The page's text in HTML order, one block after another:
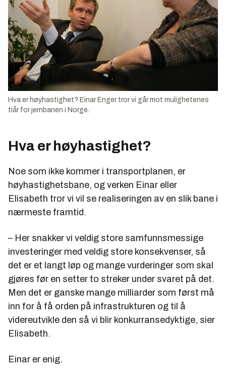
Hva er høyhastighet? Einar Enger tror vi går mot mulighetenes
tiår for jernbanen i Norge.
Hva er høyhastighet?
Noe som ikke kommer i transportplanen, er
høyhastighetsbane, og verken Einar eller
Elisabeth tror vi vil se realiseringen av en slik bane i
nærmeste framtid.
– Her snakker vi veldig store samfunnsmessige
investeringer med veldig store konsekvenser, så
det er et langt løp og mange vurderinger som skal
gjøres før en setter to streker under svaret på det.
Men det er ganske mange milliarder som først må
inn for å få orden på infrastrukturen og til å
videreutvikle den så vi blir konkurransedyktige, sier
Elisabeth.
Einar er enig.